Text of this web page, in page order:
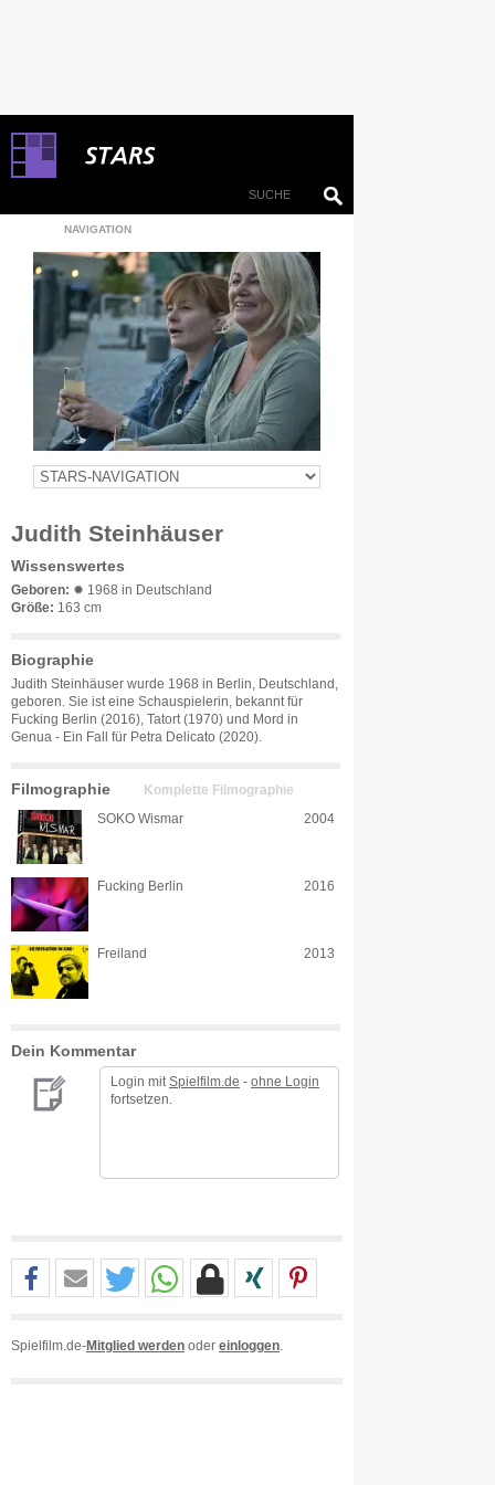
NAVIGATION
Judith Steinhäuser
Wissenswertes
Geboren: ✹ 1968 in Deutschland
Größe: 163 cm
Biographie
Judith Steinhäuser wurde 1968 in Berlin, Deutschland,
geboren. Sie ist eine Schauspielerin, bekannt für
Fucking Berlin (2016), Tatort (1970) und Mord in
Genua - Ein Fall für Petra Delicato (2020).
Filmographie Komplette Filmographie
SOKO Wismar 2004
Fucking Berlin 2016
Freiland 2013
Dein Kommentar
Login mit Spielfilm.de - ohne Login
fortsetzen.
Spielfilm.de-Mitglied werden oder einloggen